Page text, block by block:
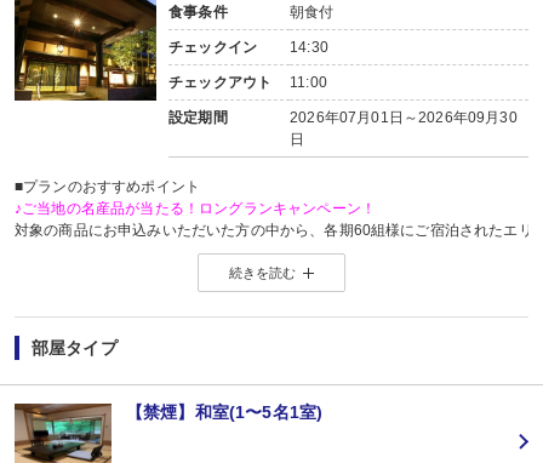
食事条件 朝食付
チェックイン 14:30
チェックアウト 11:00
設定期間
2026年07月01日～2026年09月30
日
■プランのおすすめポイント
♪ご当地の名産品が当たる！ロングランキャンペーン！
対象の商品にお申込みいただいた方の中から、各期60組様にご宿泊されたエリ
※当選した方には各期終了後の翌月中旬頃にメールにてご連絡いたします。
当選した場合は、ご当地名産品発送のため、お客様の氏名・住所・電話番号
ご当地名産品発送以外の目的では使用いたしません。
※「＠nta.co.jp」よりメールをお送りいたしますので、ドメイン受信設定を
※
ご当地名産品キャンペーンサイト 詳しくはこちら
【お宿からのお楽しみメニュー】
・賀寿の当月内にご宿泊の場合、還暦・喜寿・米寿のお祝いちゃんちゃんこ無
※証明できるものをお持ちください。
※予約条件入力の画面でチェックを入れて下さい。
■夕食
続きを読む
部屋タイプ
【禁煙】和室(1〜5名1室)